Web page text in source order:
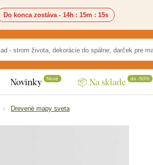
Do konca zostáva - 14h : 15m : 14s
Novinky Nové 📦 Na sklade do -50%
Drevené mapy sveta